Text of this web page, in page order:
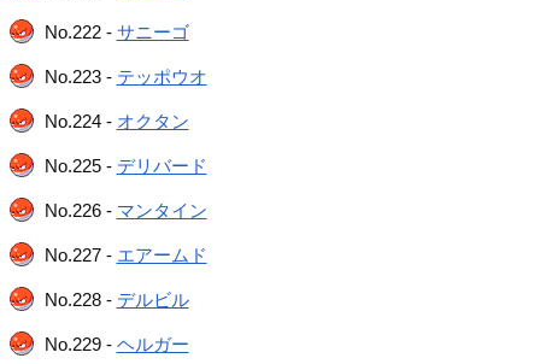
No.222 - サニーゴ
No.223 - テッポウオ
No.224 - オクタン
No.225 - デリバード
No.226 - マンタイン
No.227 - エアームド
No.228 - デルビル
No.229 - ヘルガー